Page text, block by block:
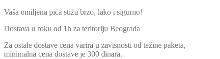
Vaša omiljena pića stižu brzo, lako i sigurno!
Dostava u roku od 1h za teritoriju Beograda
Za ostale dostave cena varira u zavisnosti od težine paketa,
minimalna cena dostave je 300 dinara.